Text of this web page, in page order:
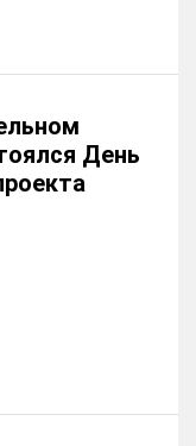
День